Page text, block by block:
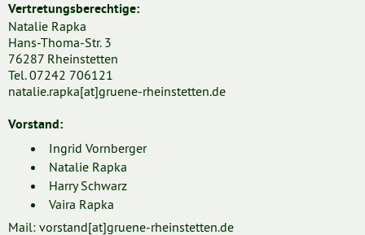
Vertretungsberechtige:
Natalie Rapka
Hans-Thoma-Str. 3
76287 Rheinstetten
Tel. 07242 706121
natalie.rapka[at]gruene-rheinstetten.de
Vorstand:
Ingrid Vornberger
Natalie Rapka
Harry Schwarz
Vaira Rapka
Mail: vorstand[at]gruene-rheinstetten.de